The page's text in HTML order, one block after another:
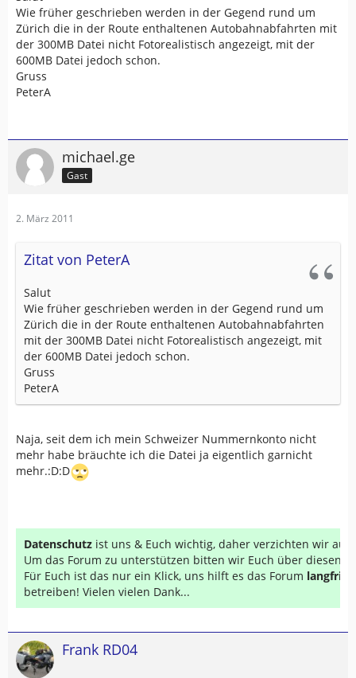
Wie früher geschrieben werden in der Gegend rund um
Zürich die in der Route enthaltenen Autobahnabfahrten mit
der 300MB Datei nicht Fotorealistisch angezeigt, mit der
600MB Datei jedoch schon.
Gruss
PeterA
michael.ge
Gast
2. März 2011
Zitat von PeterA
Salut
Wie früher geschrieben werden in der Gegend rund um
Zürich die in der Route enthaltenen Autobahnabfahrten
mit der 300MB Datei nicht Fotorealistisch angezeigt, mit
der 600MB Datei jedoch schon.
Gruss
PeterA
Naja, seit dem ich mein Schweizer Nummernkonto nicht
mehr habe bräuchte ich die Datei ja eigentlich garnicht
mehr.:D:D
Datenschutz ist uns & Euch wichtig, daher verzichten wir auf
Um das Forum zu unterstützen bitten wir Euch über diesen
Für Euch ist das nur ein Klick, uns hilft es das Forum
betreiben! Vielen vielen Dank...
Frank RD04